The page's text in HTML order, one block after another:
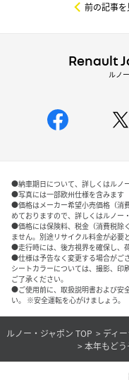
前の記事を
Renault
ルノ
●納車期日について、詳しくはルノ
●写真には一部欧州仕様を含みます
●価格はメーカー希望小売価格（消
めておりますので、詳しくはルノー
●価格には保険料、税金（消費税除
ません。別途リサイクル料金が必要
●走行時には、後方視界を確保し、
●仕様は予告なく変更する場合がご
シートカラーについては、撮影、印
ご了承ください。
●ご使用前に、取扱説明書および安
い。 ※安全運転を心がけましょう。
ルノー・ジャポン TOP ディ
本年もど